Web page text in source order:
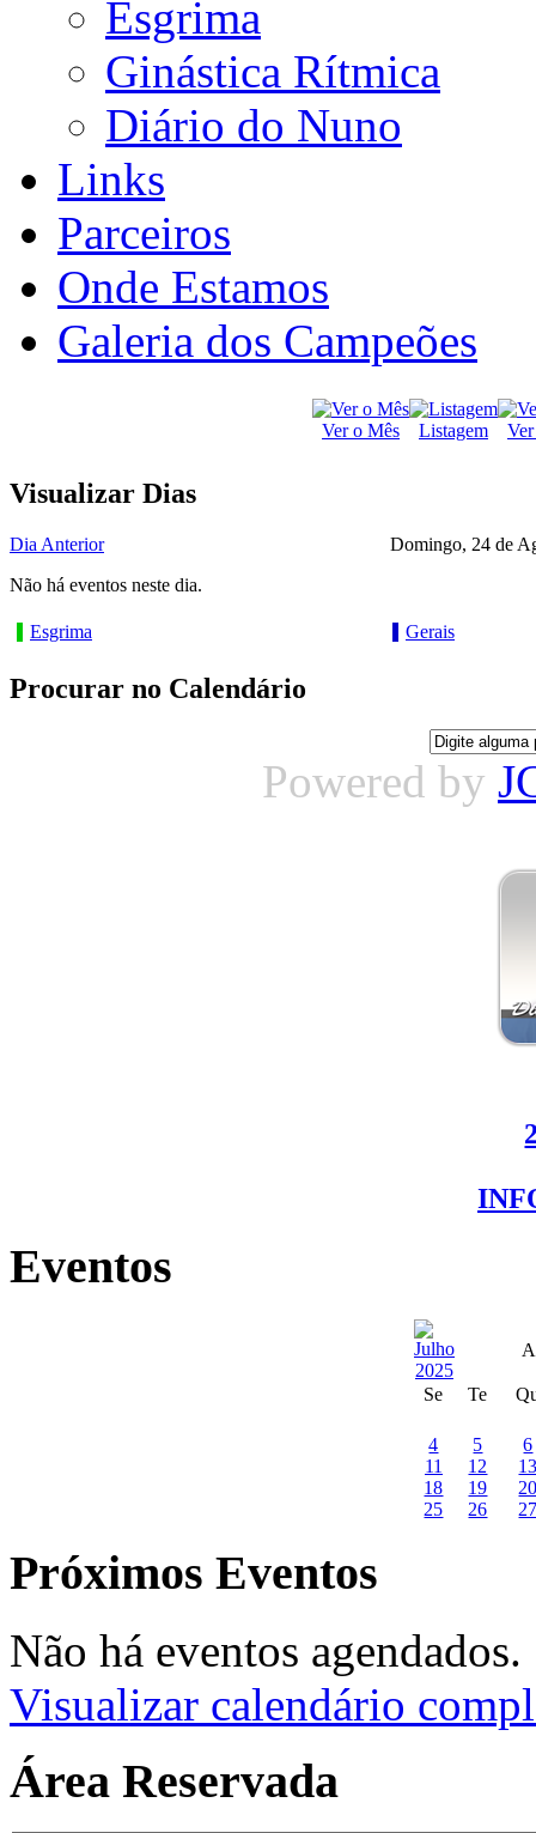
Esgrima
Ginástica Rítmica
Diário do Nuno
Links
Parceiros
Onde Estamos
Galeria dos Campeões
Ver o Mês Listagem
Visualizar Dias
Dia Anterior
Domingo, 24 de
Não há eventos neste dia.
Esgrima Gerais
Procurar no Calendário
Powered by
Eventos
Se Te
4 5
6
11
12
18
19
25
26
Próximos Eventos
Não há eventos agendados.
Visualizar calendário
Área Reservada